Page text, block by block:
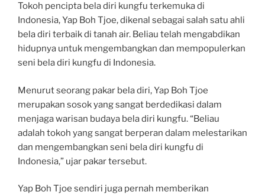
Tokoh pencipta bela diri kungfu terkemuka di
Indonesia, Yap Boh Tjoe, dikenal sebagai salah satu ahli
bela diri terbaik di tanah air. Beliau telah mengabdikan
hidupnya untuk mengembangkan dan mempopulerkan
seni bela diri kungfu di Indonesia.
Menurut seorang pakar bela diri, Yap Boh Tjoe
merupakan sosok yang sangat berdedikasi dalam
menjaga warisan budaya bela diri kungfu. “Beliau
adalah tokoh yang sangat berperan dalam melestarikan
dan mengembangkan seni bela diri kungfu di
Indonesia,” ujar pakar tersebut.
Yap Boh Tjoe sendiri juga pernah memberikan